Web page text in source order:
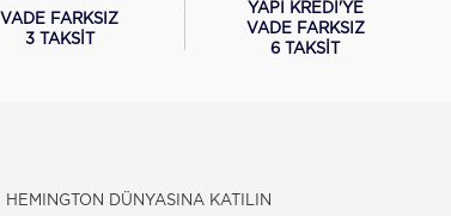
VADE FARKSIZ
3 TAKSİT
YAPI KREDİ'YE
VADE FARKSIZ
6 TAKSİT
HEMINGTON DÜNYASINA KATILIN